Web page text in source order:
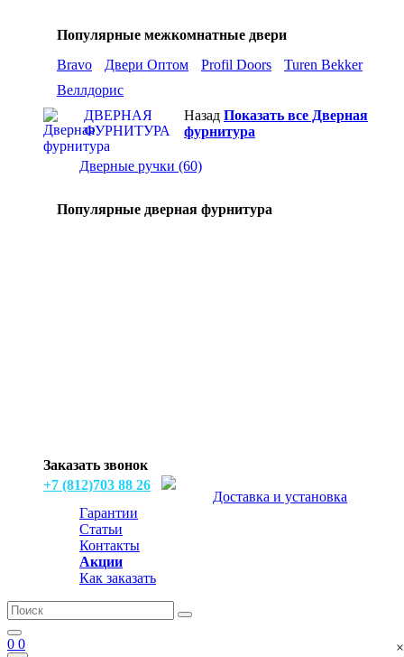
Популярные межкомнатные двери
Bravo
Двери Оптом Profil Doors
Turen Bekker
Веллдорис
ДВЕРНАЯ
ФУРНИТУРА
Назад Показать все Дверная
фурнитура
Дверные ручки (60)
Популярные дверная фурнитура
Заказать звонок
+7 (812)703 88 26
Доставка и установка
Гарантии
Статьи
Контакты
Акции
Как заказать
0 0 ×